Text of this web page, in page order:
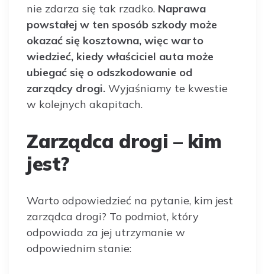
nie zdarza się tak rzadko. Naprawa
powstałej w ten sposób szkody może
okazać się kosztowna, więc warto
wiedzieć, kiedy właściciel auta może
ubiegać się o odszkodowanie od
zarządcy drogi. Wyjaśniamy te kwestie
w kolejnych akapitach.
Zarządca drogi – kim
jest?
Warto odpowiedzieć na pytanie, kim jest
zarządca drogi? To podmiot, który
odpowiada za jej utrzymanie w
odpowiednim stanie: